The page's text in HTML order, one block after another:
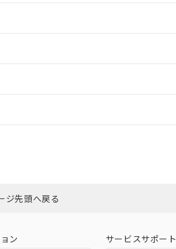
ジ先頭へ戻る
ン サービスサポート